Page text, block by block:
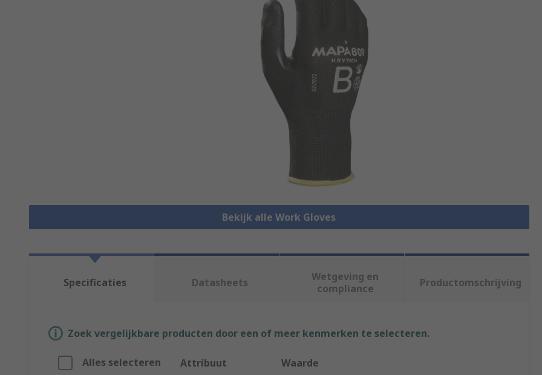
Bekijk alle Work Gloves
Specificaties Datasheets
Wetgeving en
compliance
Productomschrijving
Zoek vergelijkbare producten door een of meer kenmerken te selecteren.
Alles selecteren Attribuut Waarde